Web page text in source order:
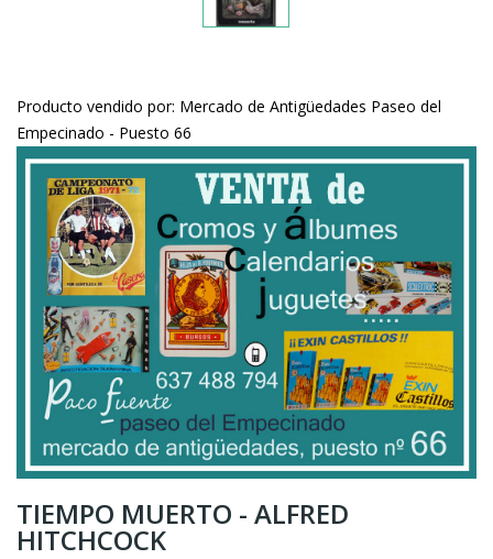
Producto vendido por: Mercado de Antigüedades Paseo del
Empecinado - Puesto 66
TIEMPO MUERTO - ALFRED
HITCHCOCK